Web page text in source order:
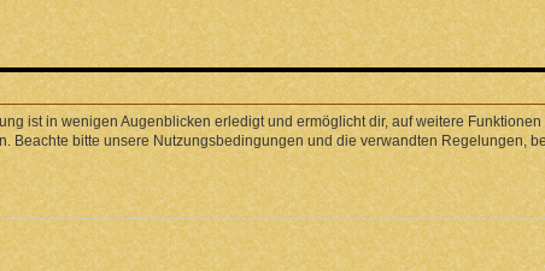
ist in wenigen Augenblicken erledigt und ermöglicht dir, auf weitere
bitte unsere Nutzungsbedingungen und die verwandten Regelungen,